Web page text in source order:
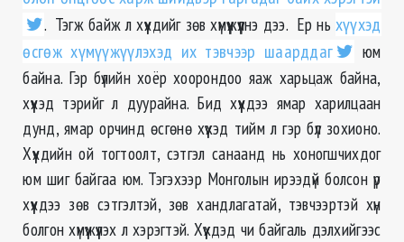
. Тэгж байж л хүүхдийг зөв хүмүүжүүлнэ дээ. Ер нь хүүхэд
өсгөж хүмүүжүүлэхэд их тэвчээр шаарддаг
юм
байна. Гэр бүлийн хоёр хоорондоо яаж харьцаж байна,
хүүхэд тэрийг л дуурайна. Бид хүүхдээ ямар харилцаан
дунд, ямар орчинд өсгөнө хүүхэд тийм л гэр бүл зохионо.
Хүүхдийн ой тогтоолт, сэтгэл санаанд нь хоногшчихдог
юм шиг байгаа юм. Тэгэхээр Монголын ирээдүй болсон үр
хүүхдээ зөв сэтгэлтэй, зөв хандлагатай, тэвчээртэй хүн
болгон хүмүүжүүлэх л хэрэгтэй. Хүүхдэд чи байгаль дэлхийгээс